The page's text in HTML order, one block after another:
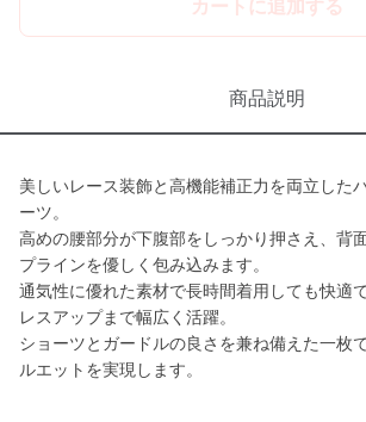
カートに追加する
商品説明
美しいレース装飾と高機能補正力を両立した
ーツ。
高めの腰部分が下腹部をしっかり押さえ、背
プラインを優しく包み込みます。
通気性に優れた素材で長時間着用しても快適
レスアップまで幅広く活躍。
ショーツとガードルの良さを兼ね備えた一枚
ルエットを実現します。